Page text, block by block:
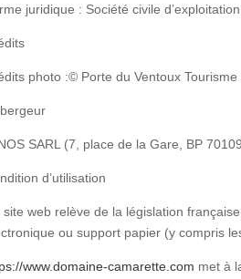
juridique : Société civile
photo :© Porte du Ventoux
SARL (7, place de la Gare, BP
d’utilisation
site web relève de la législation
ou support papier (y compris
www.domaine-camarette.com met à